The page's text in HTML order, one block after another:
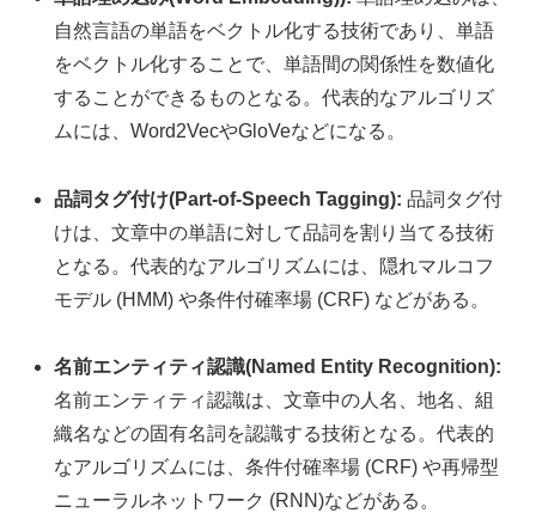
自然言語の単語をベクトル化する技術であり、単語
をベクトル化することで、単語間の関係性を数値化
することができるものとなる。代表的なアルゴリズ
ムには、Word2VecやGloVeなどになる。
品詞タグ付け(Part-of-Speech Tagging): 品詞タグ付
けは、文章中の単語に対して品詞を割り当てる技術
となる。代表的なアルゴリズムには、隠れマルコフ
モデル (HMM) や条件付確率場 (CRF) などがある。
名前エンティティ認識(Named Entity Recognition):
名前エンティティ認識は、文章中の人名、地名、組
織名などの固有名詞を認識する技術となる。代表的
なアルゴリズムには、条件付確率場 (CRF) や再帰型
ニューラルネットワーク (RNN)などがある。